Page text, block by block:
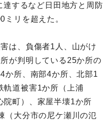
するなど日田地方と周防
リを超えた。
は、負傷者1人、山がけ
が判明している25か所の
か所、南部4か所、北部1
軌道被害1か所（上浦
院町）、家屋半壊1か所
（大分市の尼ケ瀬川の氾